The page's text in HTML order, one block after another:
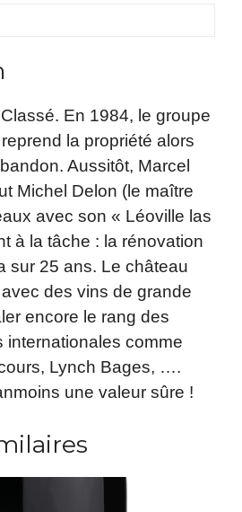
En 1984, le groupe
la propriété alors
Aussitôt, Marcel
Michel Delon (le maître
avec son « Léoville las
à la tâche : la rénovation
sur 25 ans. Le château
des vins de grande
encore le rang des
internationales comme
Lynch Bages, ….
une valeur sûre !